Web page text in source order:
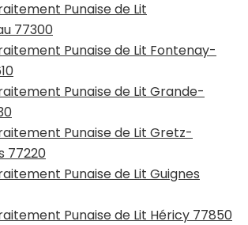
Punaise de Lit
77300
Punaise de Lit Fontenay-
Punaise de Lit Grande-
Punaise de Lit Gretz-
77220
Punaise de Lit Guignes
Punaise de Lit Héricy 77850